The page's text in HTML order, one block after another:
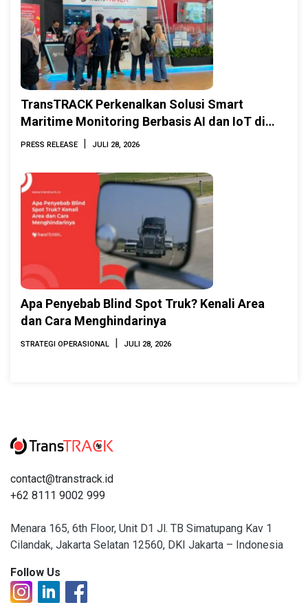
TransTRACK Perkenalkan Solusi Smart
Maritime Monitoring Berbasis AI dan IoT di
INAMARINE 2026
PRESS RELEASE | JULI 28, 2026
Apa Penyebab Blind Spot Truk? Kenali Area
dan Cara Menghindarinya
STRATEGI OPERASIONAL | JULI 28, 2026
contact@transtrack.id
+62 8111 9002 999
Menara 165, 6th Floor, Unit D1 Jl. TB Simatupang Kav 1
Cilandak, Jakarta Selatan 12560, DKI Jakarta – Indonesia
Follow Us